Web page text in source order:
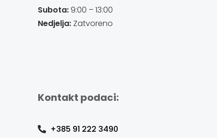
Subota:9:00 – 13:00
Nedjelja:Zatvoreno
Kontakt podaci:
+385 91 222 3490